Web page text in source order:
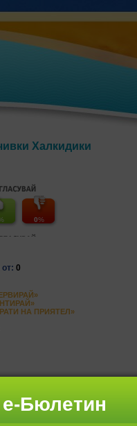
е-Бюлетин
Халкидики
0%
0
НА ПРИЯТЕЛ»
има сключена
от 10.01.2016
ПРЕДЛАГА И ВИ
ПОПИТАЙТЕ НА ТЕЛ.
И НАЧИН НА ПЛАЩАНЕ: 50 %